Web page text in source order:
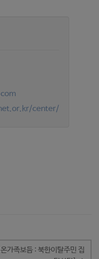
center/
[온가족보듬 : 북한이탈주민 집